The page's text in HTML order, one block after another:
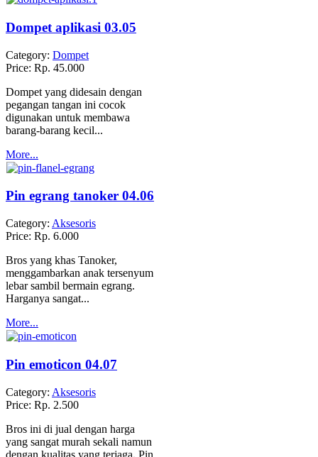
Dompet aplikasi 03.05
Category: Dompet
Price: Rp. 45.000
Dompet yang didesain dengan
pegangan tangan ini cocok
digunakan untuk membawa
barang-barang kecil...
More...
Pin egrang tanoker 04.06
Category: Aksesoris
Price: Rp. 6.000
Bros yang khas Tanoker,
menggambarkan anak tersenyum
lebar sambil bermain egrang.
Harganya sangat...
More...
Pin emoticon 04.07
Category: Aksesoris
Price: Rp. 2.500
Bros ini di jual dengan harga
yang sangat murah sekali namun
dengan kualitas yang terjaga. Pin